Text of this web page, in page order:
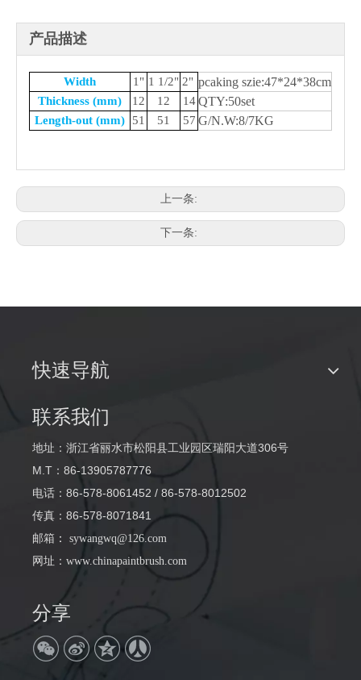
产品描述
Width 1" 1 1/2" 2" pcaking szie:47*24*38cm
Thickness (mm) 12 12 14 QTY:50set
Length-out (mm) 51 51 57 G/N.W:8/7KG
上一条:
下一条:
快速导航
联系我们
地址：浙江省丽水市松阳县工业园区瑞阳大道306号
M.T：86-13905787776
电话：86-578-8061452 / 86-578-8012502
传真：86-578-8071841
邮箱 ： sywangwq@126.com
网址： www.chinapaintbrush.com
分享